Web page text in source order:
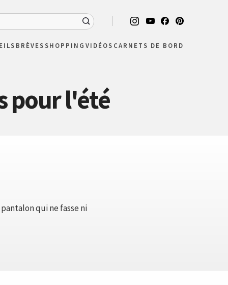
BRÈVESSHOPPING VIDÉOS CARNETS DE BORD
pour l'été
qui ne fasse ni